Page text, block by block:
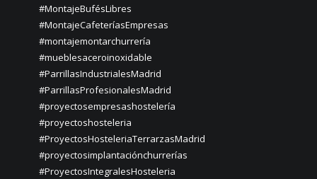
#MontajeBufésLibres
#MontajeCafeteríasEmpresas
#montajemontarchurrería
#mueblesaceroinoxidable
#ParrillasIndustrialesMadrid
#ParrillasProfesionalesMadrid
#proyectosempresashostelería
#proyectoshosteleria
#ProyectosHosteleriaTerrarzasMadrid
#proyectosimplantaciónchurrerías
#ProyectosIntegralesHosteleria